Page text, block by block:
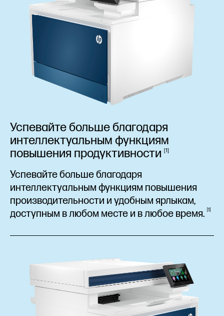
Успевайте больше благодаря
интеллектуальным функциям
повышения продуктивности 1
Успевайте больше благодаря
интеллектуальным функциям повышения
производительности и удобным ярлыкам,
доступным в любом месте и в любое время. 1